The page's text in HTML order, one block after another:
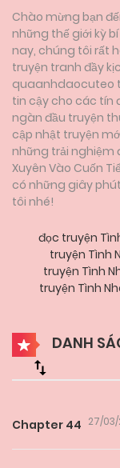
Chào mừng bạn
những thế giới kỳ
nay, chúng tôi rất
truyện tranh đầy
quaanhdaocuteo
tin cậy cho các tín
ngàn đầu truyện
cập nhật truyện
những trải nghiệm
Xuyên Vào Cuốn
có những giây
tôi nhé!
đọc truyện
truyện Tình
truyện Tình
truyện Tình
DANH
Chapter 44 27/